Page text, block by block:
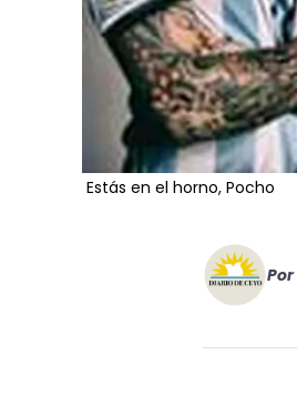
Estás en el horno, Pocho
Por